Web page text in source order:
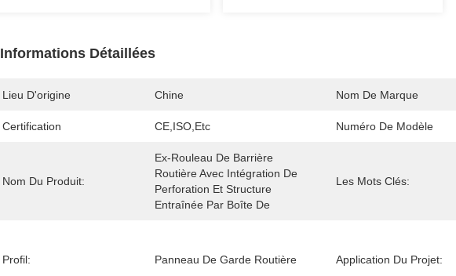
Informations Détaillées
Lieu D'origine Chine Nom De Marque
Certification CE,ISO,etc Numéro De Modèle
Nom Du Produit:
Ex-Rouleau De Barrière
Routière Avec Intégration De
Perforation Et Structure
Entraînée Par Boîte De
Les Mots Clés:
Profil: Panneau De Garde Routière Application Du Projet: